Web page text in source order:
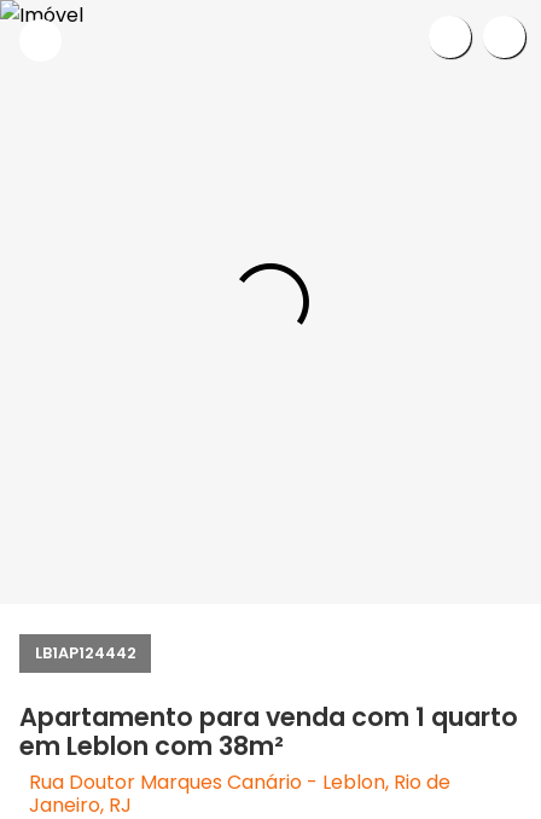
LB1AP124442
Apartamento para venda com 1 quarto
em Leblon com 38m²
Rua Doutor Marques Canário - Leblon, Rio de
Janeiro, RJ